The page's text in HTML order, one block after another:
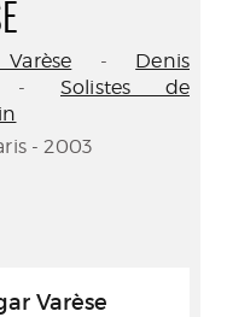
- Denis
Solistes de
- 2003
Varèse